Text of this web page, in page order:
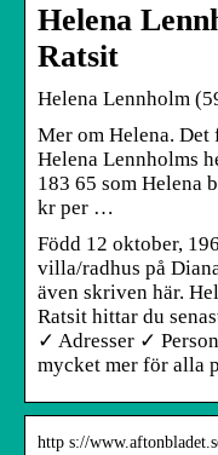
Helena
Ratsit
Helena Lennholm
Mer om Helena.
Helena Lennholms
183 65 som Helena
kr per …
Född 12 oktober,
villa/radhus på
även skriven här.
Ratsit hittar du
✓ Adresser ✓
mycket mer för alla
http s://